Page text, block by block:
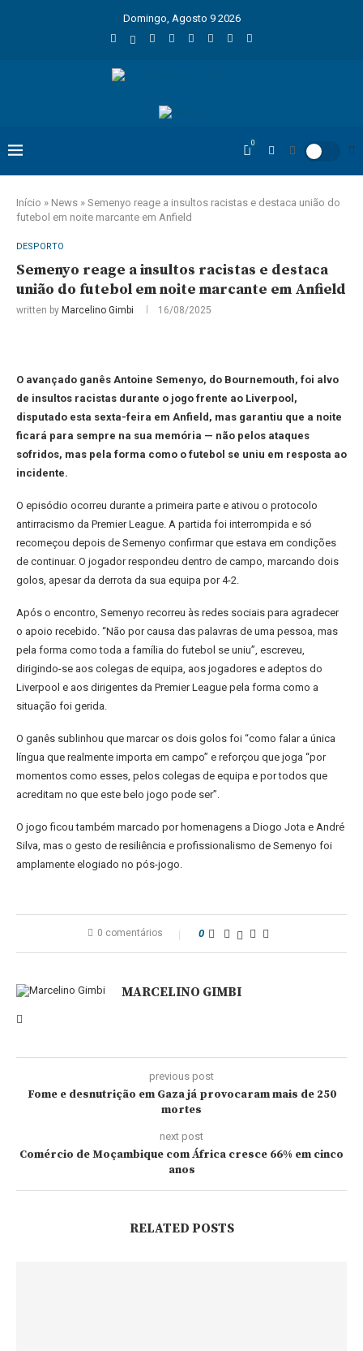
Domingo, Agosto 9 2026
0
Início » News » Semenyo reage a insultos racistas e destaca união do
futebol em noite marcante em Anfield
DESPORTO
Semenyo reage a insultos racistas e destaca
união do futebol em noite marcante em Anfield
written by Marcelino Gimbi 16/08/2025
O avançado ganês Antoine Semenyo, do Bournemouth, foi alvo
de insultos racistas durante o jogo frente ao Liverpool,
disputado esta sexta-feira em Anfield, mas garantiu que a noite
ficará para sempre na sua memória — não pelos ataques
sofridos, mas pela forma como o futebol se uniu em resposta ao
incidente.
O episódio ocorreu durante a primeira parte e ativou o protocolo
antirracismo da Premier League. A partida foi interrompida e só
recomeçou depois de Semenyo confirmar que estava em condições
de continuar. O jogador respondeu dentro de campo, marcando dois
golos, apesar da derrota da sua equipa por 4-2.
Após o encontro, Semenyo recorreu às redes sociais para agradecer
o apoio recebido. “Não por causa das palavras de uma pessoa, mas
pela forma como toda a família do futebol se uniu”, escreveu,
dirigindo-se aos colegas de equipa, aos jogadores e adeptos do
Liverpool e aos dirigentes da Premier League pela forma como a
situação foi gerida.
O ganês sublinhou que marcar os dois golos foi “como falar a única
língua que realmente importa em campo” e reforçou que joga “por
momentos como esses, pelos colegas de equipa e por todos que
acreditam no que este belo jogo pode ser”.
O jogo ficou também marcado por homenagens a Diogo Jota e André
Silva, mas o gesto de resiliência e profissionalismo de Semenyo foi
amplamente elogiado no pós-jogo.
0 comentários 0
MARCELINO GIMBI
previous post
Fome e desnutrição em Gaza já provocaram mais de 250
mortes
next post
Comércio de Moçambique com África cresce 66% em cinco
anos
RELATED POSTS